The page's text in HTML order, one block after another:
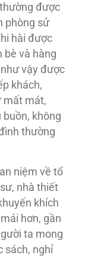
được
phòng sử
hài được
bè và hàng
vậy được
khách,
mất mát,
không
thường
niệm về tổ
nhà thiết
khích
hơn, gần
ta mong
sách, nghỉ